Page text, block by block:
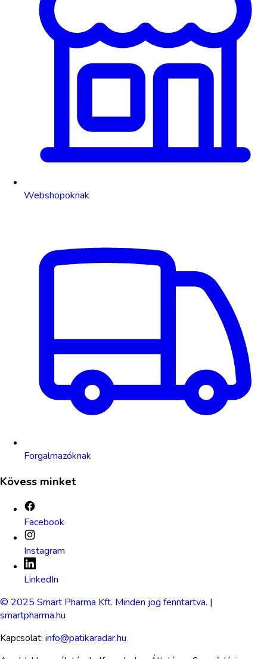
Webshopoknak
Forgalmazóknak
Kövess minket
Facebook
Instagram
LinkedIn
© 2025 Smart Pharma Kft. Minden jog fenntartva. |
smartpharma.hu
Kapcsolat: info@patikaradar.hu